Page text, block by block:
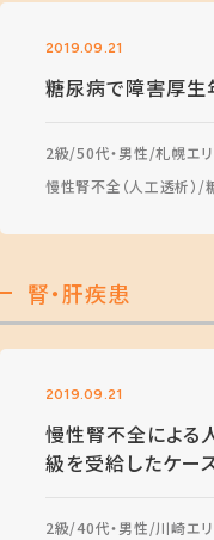
2019.09.21
糖尿病で障害厚生
2級 50代・男性 札幌エ
慢性腎不全（人工透析）
腎・肝疾患
2019.09.21
慢性腎不全による
級を受給したケー
2級 40代・男性 川崎エ